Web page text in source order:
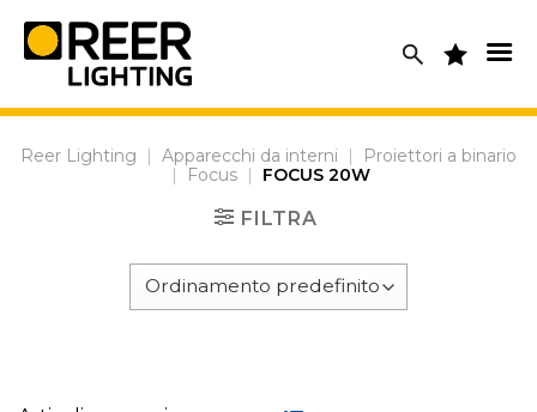
content
Reer Lighting | Apparecchi da interni |
Proiettori a binario
|
Focus | FOCUS 20W
FILTRA